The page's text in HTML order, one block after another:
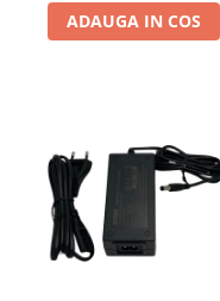
ADAUGA IN COS